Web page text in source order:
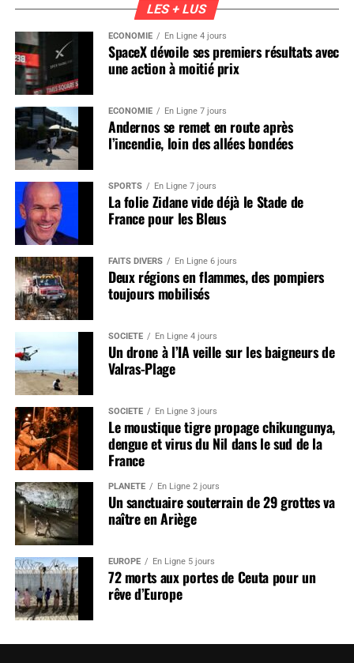
LES + LUS
ÉCONOMIE En Ligne 4 jours
SpaceX dévoile ses premiers résultats avec
une action à moitié prix
ÉCONOMIE En Ligne 7 jours
Andernos se remet en route après
l’incendie, loin des allées bondées
SPORTS En Ligne 7 jours
La folie Zidane vide déjà le Stade de
France pour les Bleus
FAITS DIVERS En Ligne 6 jours
Deux régions en flammes, des pompiers
toujours mobilisés
SOCIÉTÉ En Ligne 4 jours
Un drone à l’IA veille sur les baigneurs de
Valras-Plage
SOCIÉTÉ En Ligne 3 jours
Le moustique tigre propage chikungunya,
dengue et virus du Nil dans le sud de la
France
PLANÈTE En Ligne 2 jours
Un sanctuaire souterrain de 29 grottes va
naître en Ariège
EUROPE En Ligne 5 jours
72 morts aux portes de Ceuta pour un
rêve d’Europe